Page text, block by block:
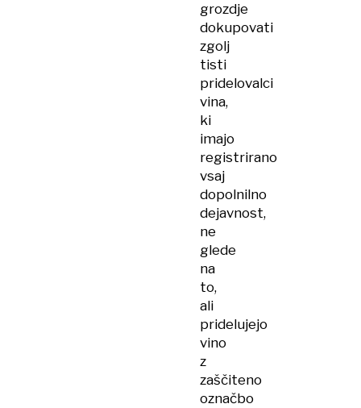
grozdje
dokupovati
zgolj
tisti
pridelovalci
vina,
ki
imajo
registrirano
vsaj
dopolnilno
dejavnost,
ne
glede
na
to,
ali
pridelujejo
vino
z
zaščiteno
označbo